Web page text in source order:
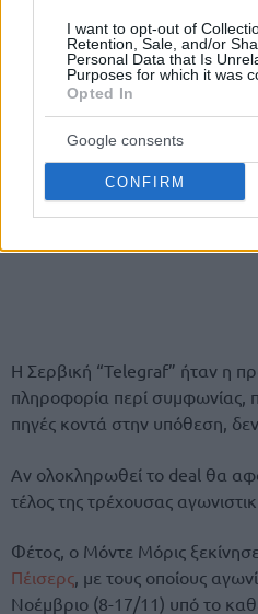
I want to opt-out of
Retention, Sale, and/or
Personal Data that Is
Purposes for which it was
Opted In
Google consents
CONFIRM
H Σερβική “Telegraf” ήταν η
πληροφορία περί
πηγές κοντά στην υπόθεση,
Αν ολοκληρωθεί το deal θα
τέλος της τρέχουσας
Φέτος, ο Μόντε Μόρις
Πέισερς , με τους οποίους
Νοέμβριο (8-17/11) υπό το